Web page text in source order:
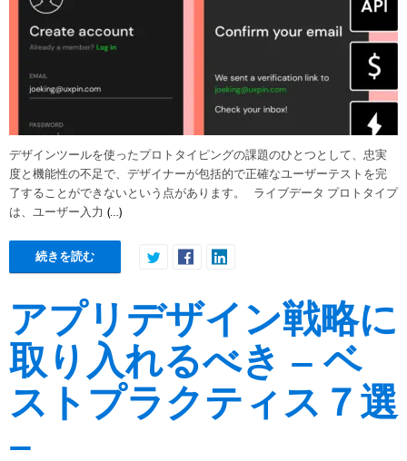
デザインツールを使ったプロトタイピングの課題のひとつとして、忠実
度と機能性の不足で、デザイナーが包括的で正確なユーザーテストを完
了することができないという点があります。 ​​ ライブデータ プロトタイプ
は、ユーザー入力 (…)
続きを読む
アプリデザイン戦略に
取り入れるべき – ベ
ストプラクティス７選
–